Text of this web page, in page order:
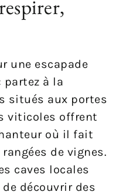
une escapade
à la
situés aux portes
viticoles offrent
où il fait
de vignes.
caves locales
découvrir des